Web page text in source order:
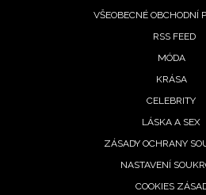
VŠEOBECNÉ OBCHODNÍ
RSS FEED
MÓDA
KRÁSA
CELEBRITY
LÁSKA A SEX
ZÁSADY OCHRANY
NASTAVENÍ
COOKIES